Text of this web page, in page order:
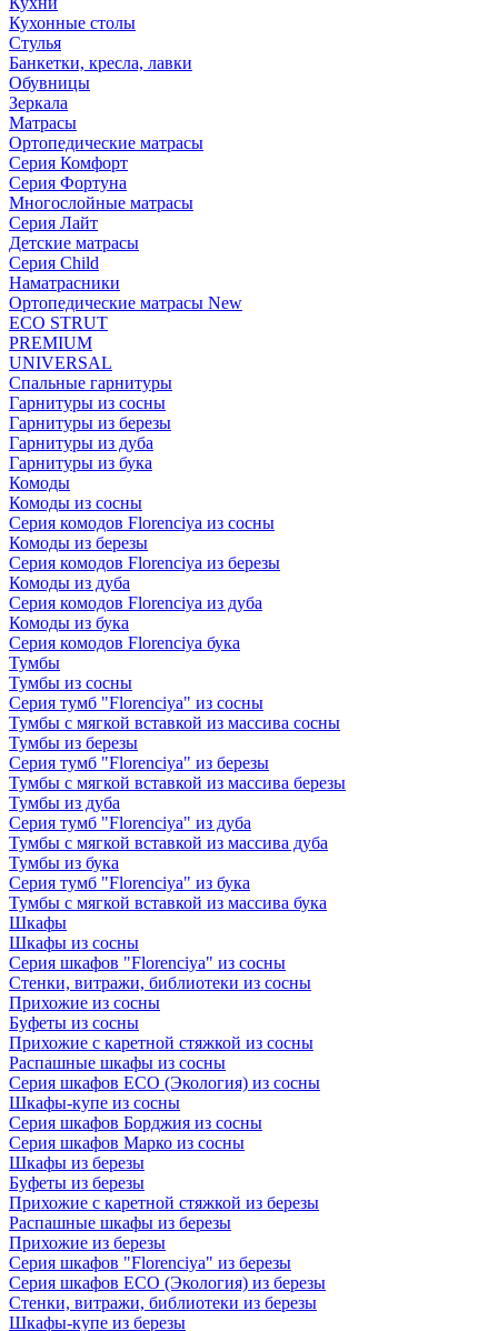
Кухонные столы
Стулья
Банкетки, кресла, лавки
Обувницы
Зеркала
Матрасы
Ортопедические матрасы
Серия Комфорт
Серия Фортуна
Многослойные матрасы
Серия Лайт
Детские матрасы
Серия Child
Наматрасники
Ортопедические матрасы New
ECO STRUT
PREMIUM
UNIVERSAL
Спальные гарнитуры
Гарнитуры из сосны
Гарнитуры из березы
Гарнитуры из дуба
Гарнитуры из бука
Комоды
Комоды из сосны
Серия комодов Florenciya из сосны
Комоды из березы
Серия комодов Florenciya из березы
Комоды из дуба
Серия комодов Florenciya из дуба
Комоды из бука
Серия комодов Florenciya бука
Тумбы
Тумбы из сосны
Серия тумб "Florenciya" из сосны
Тумбы с мягкой вставкой из массива сосны
Тумбы из березы
Серия тумб "Florenciya" из березы
Тумбы с мягкой вставкой из массива березы
Тумбы из дуба
Серия тумб "Florenciya" из дуба
Тумбы с мягкой вставкой из массива дуба
Тумбы из бука
Серия тумб "Florenciya" из бука
Тумбы с мягкой вставкой из массива бука
Шкафы
Шкафы из сосны
Серия шкафов "Florenciya" из сосны
Стенки, витражи, библиотеки из сосны
Прихожие из сосны
Буфеты из сосны
Прихожие с каретной стяжкой из сосны
Распашные шкафы из сосны
Серия шкафов ECO (Экология) из сосны
Шкафы-купе из сосны
Серия шкафов Борджия из сосны
Серия шкафов Марко из сосны
Шкафы из березы
Буфеты из березы
Прихожие с каретной стяжкой из березы
Распашные шкафы из березы
Прихожие из березы
Серия шкафов "Florenciya" из березы
Серия шкафов ECO (Экология) из березы
Стенки, витражи, библиотеки из березы
Шкафы-купе из березы